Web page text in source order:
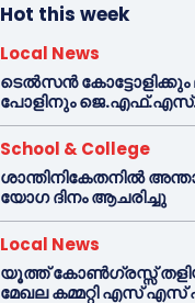
Hot this week
Local News
ടെൽസൻ കോട്ടോളിക്കും
പോളിനും ജെ.എഫ്.എസ്.
School & College
ശാന്തിനികേതനിൽ
യോഗ ദിനം ആചരിച്ചു
Local News
യൂത്ത് കോൺഗ്രസ്സ്
മേഖല കമ്മറ്റി എസ്